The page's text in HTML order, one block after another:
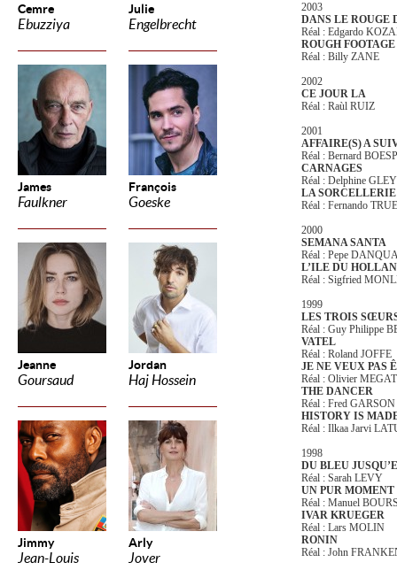
Cemre
Ebuzziya
Julie
Engelbrecht
James
Faulkner
François
Goeske
Jeanne
Goursaud
Jordan
Haj Hossein
Jimmy
Jean-Louis
Arly
Jover
2003
DANS LE ROUGE
Réal : Edgardo
ROUGH FOOTAGE
Réal : Billy ZANE
2002
CE JOUR LA
Réal : Raùl RUIZ
2001
AFFAIRE(S) A
Réal : Bernard
CARNAGES
Réal : Delphine
LA
Réal : Fernando
2000
SEMANA SANTA
Réal : Pepe
L’ILE DU
Réal : Sigfried
1999
LES TROIS
Réal : Guy Philippe
VATEL
Réal : Roland JOFFE
JE NE VEUX PAS
Réal : Olivier
THE DANCER
Réal : Fred GARSON
HISTORY IS
Réal : Ilkaa Jarvi
1998
DU BLEU
Réal : Sarah LEVY
UN PUR
Réal : Manuel
IVAR KRUEGER
Réal : Lars MOLIN
RONIN
Réal : John